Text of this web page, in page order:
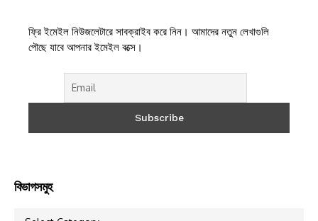
ফ্রি ইমেইল নিউজলেটারে সাবক্রাইব করে নিন। আমাদের নতুন লেখাগুলি
পৌছে যাবে আপনার ইমেইল বক্সে।
বিভাগসমুহ